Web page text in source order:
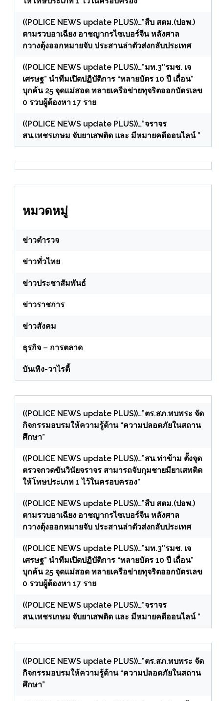
((POLICE NEWS update PLUS))…”สืบ สตม.(ปอพ.)
ตามรวบอาเฉียง อาชญากรไซเบอร์จีน หลังศาล
กวางตุ้งออกหมายจับ ประสานล่าตัวส่งกลับประเทศ
((POLICE NEWS update PLUS))…”มท.3″รมช. เจ
เศรษฐ” นำทีมเปิดปฏิบัติการ “ทลายบัตร 10 ปี เถื่อน”
บุกค้น 25 จุดแม่สอด ทลายเครือข่ายทุจริตออกบัตรเลข
0 รวบผู้ต้องหา 17 ราย
((POLICE NEWS update PLUS))…”จราจร
สน.เพชรเกษม จับยาเสพติด และ มีหมายคดีออนไลน์ ”
หมวดหมู่
ข่าวตำรวจ
ข่าวทั่วไทย
ข่าวประชาสัมพันธ์
ข่าวราชการ
ข่าวสังคม
ธุรกิจ – การตลาด
บันเทิง-วาไรตี้
((POLICE NEWS update PLUS))…”ตร.สภ.พบพระ จัด
กิจกรรมอบรมให้ความรู้ด้าน “ความปลอดภัยในสถาน
ศึกษา”
((POLICE NEWS update PLUS))…”สน.ท่าข้าม ตั้งจุด
ตรวจกวดขันวินัยจราจร สามารถจับกุมชายมียาเสพติด
ให้โทษประเภท 1 ไว้ในครอบครอง”
((POLICE NEWS update PLUS))…”สืบ สตม.(ปอพ.)
ตามรวบอาเฉียง อาชญากรไซเบอร์จีน หลังศาล
กวางตุ้งออกหมายจับ ประสานล่าตัวส่งกลับประเทศ
((POLICE NEWS update PLUS))…”มท.3″รมช. เจ
เศรษฐ” นำทีมเปิดปฏิบัติการ “ทลายบัตร 10 ปี เถื่อน”
บุกค้น 25 จุดแม่สอด ทลายเครือข่ายทุจริตออกบัตรเลข
0 รวบผู้ต้องหา 17 ราย
((POLICE NEWS update PLUS))…”จราจร
สน.เพชรเกษม จับยาเสพติด และ มีหมายคดีออนไลน์ ”
((POLICE NEWS update PLUS))…”ตร.สภ.พบพระ จัด
กิจกรรมอบรมให้ความรู้ด้าน “ความปลอดภัยในสถาน
ศึกษา”